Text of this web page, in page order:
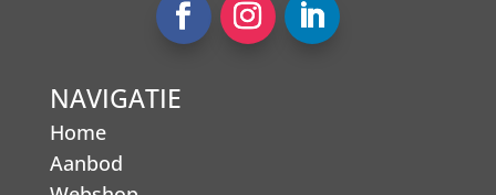
NAVIGATIE
Home
Aanbod